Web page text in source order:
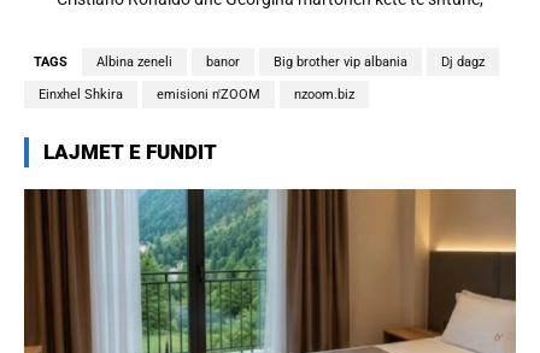
TAGS Albina zeneli banor Big brother vip albania Dj dagz
Einxhel Shkira emisioni n'ZOOM nzoom.biz
LAJMET E FUNDIT